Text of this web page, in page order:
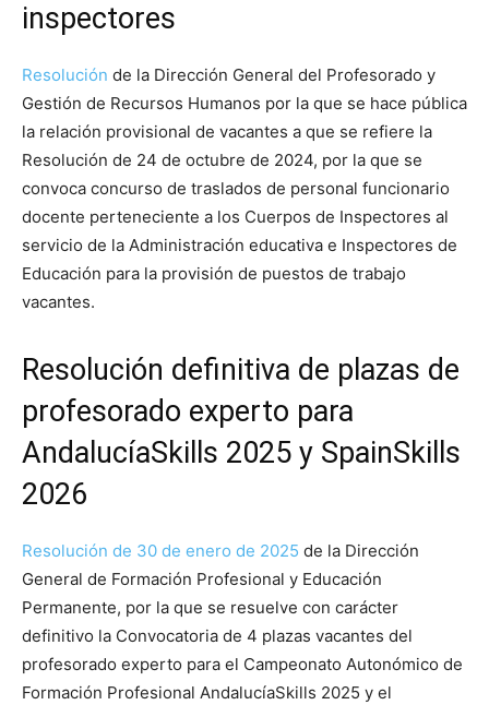
inspectores
Resolución de la Dirección General del Profesorado y
Gestión de Recursos Humanos por la que se hace pública
la relación provisional de vacantes a que se refiere la
Resolución de 24 de octubre de 2024, por la que se
convoca concurso de traslados de personal funcionario
docente perteneciente a los Cuerpos de Inspectores al
servicio de la Administración educativa e Inspectores de
Educación para la provisión de puestos de trabajo
vacantes.
Resolución definitiva de plazas de
profesorado experto para
AndalucíaSkills 2025 y SpainSkills
2026
Resolución de 30 de enero de 2025 de la Dirección
General de Formación Profesional y Educación
Permanente, por la que se resuelve con carácter
definitivo la Convocatoria de 4 plazas vacantes del
profesorado experto para el Campeonato Autonómico de
Formación Profesional AndalucíaSkills 2025 y el